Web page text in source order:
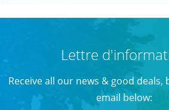
Lettre
Receive all our news & good
email below: